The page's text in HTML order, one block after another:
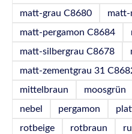
matt-grau C8680
matt-
matt-pergamon C8684
matt-silbergrau C8678
matt-zementgrau 31
mittelbraun
moosgrün
nebel
pergamon
rotbeige
rotbraun